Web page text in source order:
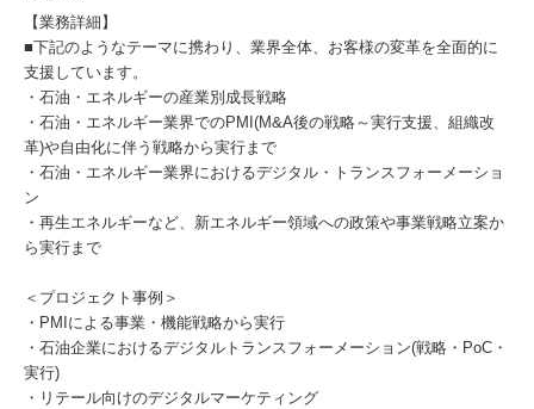
【業務詳細】
■下記のようなテーマに携わり、業界全体、お客様の変革を全面的に
支援しています。
・石油・エネルギーの産業別成長戦略
・石油・エネルギー業界でのPMI(M&A後の戦略～実行支援、組織改
革)や自由化に伴う戦略から実行まで
・石油・エネルギー業界におけるデジタル・トランスフォーメーショ
ン
・再生エネルギーなど、新エネルギー領域への政策や事業戦略立案か
ら実行まで
＜プロジェクト事例＞
・PMIによる事業・機能戦略から実行
・石油企業におけるデジタルトランスフォーメーション(戦略・PoC・
実行)
・リテール向けのデジタルマーケティング